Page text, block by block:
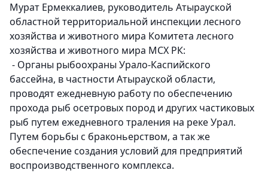
Мурат Ермеккалиев, руководитель Атырауской
областной территориальной инспекции лесного
хозяйства и животного мира Комитета лесного
хозяйства и животного мира МСХ РК:
- Органы рыбоохраны Урало-Каспийского
бассейна, в частности Атырауской области,
проводят ежедневную работу по обеспечению
прохода рыб осетровых пород и других частиковых
рыб путем ежедневного траления на реке Урал.
Путем борьбы с браконьерством, а так же
обеспечение создания условий для предприятий
воспроизводственного комплекса.